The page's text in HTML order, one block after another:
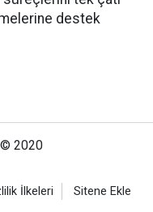
destek
2020
İlkeleri Sitene Ekle